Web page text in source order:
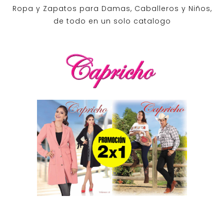
Ropa y Zapatos para Damas, Caballeros y Niños,
de todo en un solo catalogo